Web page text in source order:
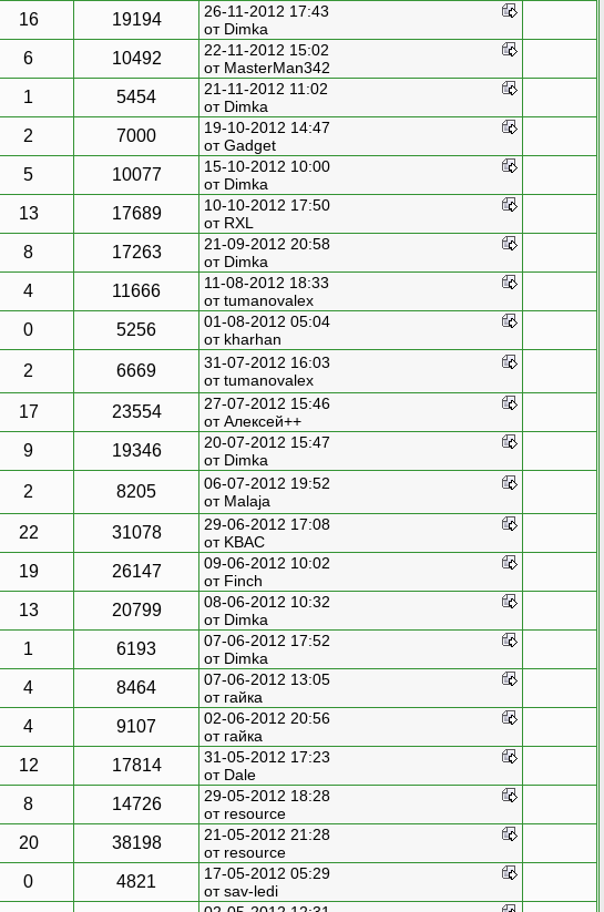
16 19194
26-11-2012 17:43
от Dimka
6 10492
22-11-2012 15:02
от MasterMan342
1 5454
21-11-2012 11:02
от Dimka
2 7000
19-10-2012 14:47
отGadget
5 10077
15-10-2012 10:00
от Dimka
13 17689
10-10-2012 17:50
от RXL
8 17263
21-09-2012 20:58
от Dimka
4 11666
11-08-2012 18:33
отtumanovalex
0 5256
01-08-2012 05:04
от kharhan
2 6669
31-07-2012 16:03
отtumanovalex
17 23554
27-07-2012 15:46
отАлексей++
9 19346
20-07-2012 15:47
от Dimka
2 8205
06-07-2012 19:52
от Malaja
22 31078
29-06-2012 17:08
от KBAC
19 26147
09-06-2012 10:02
от Finch
13 20799
08-06-2012 10:32
от Dimka
1 6193
07-06-2012 17:52
от Dimka
4 8464
07-06-2012 13:05
от гайка
4 9107
02-06-2012 20:56
от гайка
12 17814
31-05-2012 17:23
от Dale
8 14726
29-05-2012 18:28
от resource
20 38198
21-05-2012 21:28
от resource
0 4821
17-05-2012 05:29
отsav-ledi